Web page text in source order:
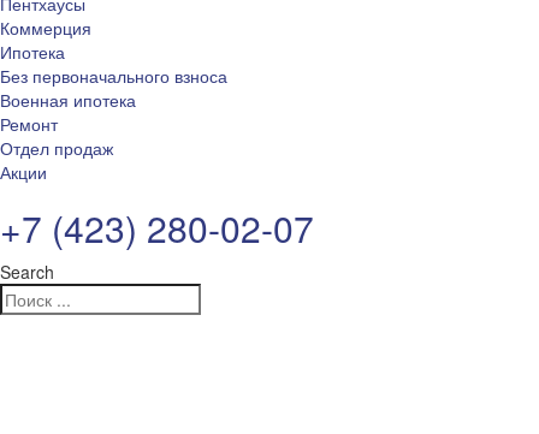
Коммерция
Ипотека
Без первоначального взноса
Военная ипотека
Ремонт
Отдел продаж
Акции
+7 (423) 280-02-07
Search